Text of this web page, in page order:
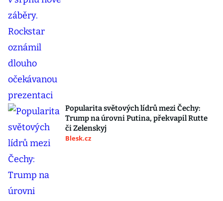
Popularita světových lídrů mezi Čechy:
Trump na úrovni Putina, překvapil Rutte
či Zelenskyj
Blesk.cz